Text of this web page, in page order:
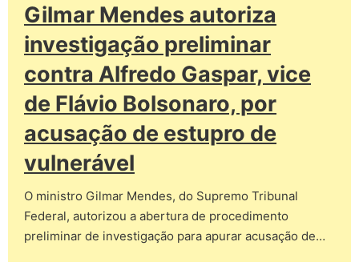
Gilmar Mendes autoriza
investigação preliminar
contra Alfredo Gaspar, vice
de Flávio Bolsonaro, por
acusação de estupro de
vulnerável
O ministro Gilmar Mendes, do Supremo Tribunal
Federal, autorizou a abertura de procedimento
preliminar de investigação para apurar acusação de…